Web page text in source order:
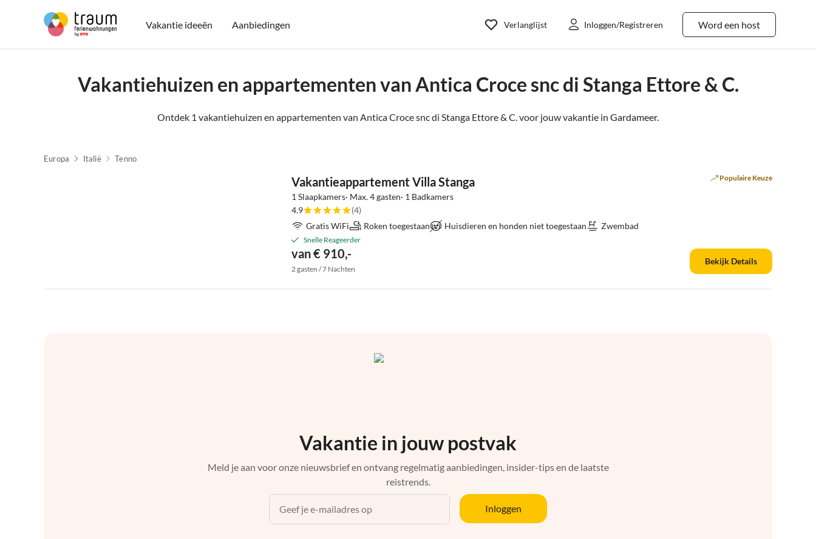
Vakantie ideeën Aanbiedingen Word een host
Verlanglijst Inloggen/Registreren
Vakantiehuizen en appartementen van Antica Croce snc di Stanga Ettore & C.
Ontdek 1 vakantiehuizen en appartementen van Antica Croce snc di Stanga Ettore & C. voor jouw vakantie in Gardameer.
Europa Italië Tenno
Vakantieappartement Villa Stanga Populaire Keuze
1 Slaapkamers· Max. 4 gasten· 1 Badkamers
4.9
(4)
Gratis WiFi
Roken toegestaan Huisdieren en honden niet toegestaan Zwembad
Snelle Reageerder
van € 910,-
2 gasten / 7 Nachten
Bekijk Details
Vakantie in jouw postvak
Meld je aan voor onze nieuwsbrief en ontvang regelmatig aanbiedingen, insider-tips en de laatste
reistrends.
Inloggen